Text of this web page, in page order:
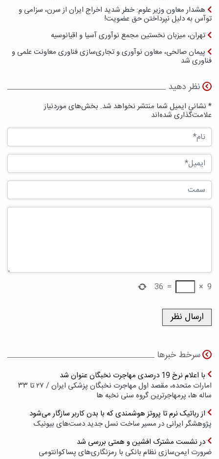
هشدار معاون وزیر علوم: خطر شدید اخراج ایران از سرن، سزامی و
توآس به دلیل نپرداختن حق عضویت!
تهران، میزبان نخستین مجمع نوآوری آسیا و اقیانوسيه
پیمان صالحی، معاون نوآوری و تجاری‌سازی فناوری معاونت علمی و
فناوری شد
نظر دهید
* نشانی ایمیل شما منتشر نخواهد شد. بخش‌های موردنیاز
علامت‌گذاری شده‌اند
9
×
=
36
سرخط خبرها
با اعلام نرخ 19 درصدی مهاجرت نخبگان عنوان شد
امارات متحده، مقصد اول مهاجرت نخبگان پزشکی ایران / ۲۷ تا ۳۳
ساله ها، پرمهاجرترین گروه سنی نخبه ها
از رباتیک نرم تا پروتز هوشمندی که با بدن کاربر سازگار می‌شود
پژوهشگر ایرانی در مسیر ساخت نسل جدید دست‌های بیونیک
در نشست مشترک افشین و همتی بررسی شد
ضرورت ایمن‌سازی نظام بانکی با رمزنگاری‌های پسا‌کوانتومی